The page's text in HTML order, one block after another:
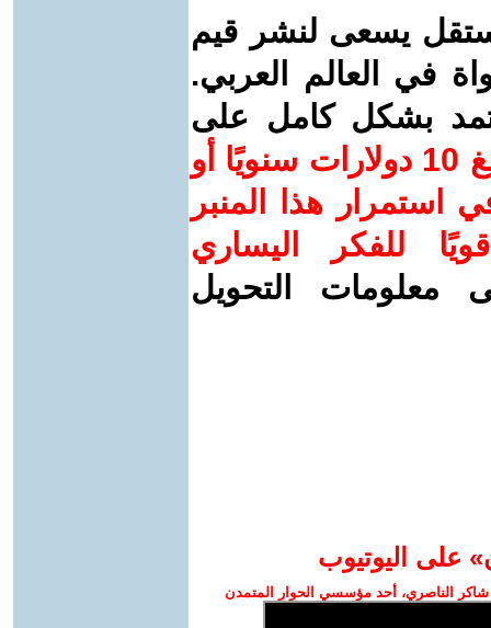
يسعى لنشر قيم
في العالم العربي.
بشكل كامل على
ساهم/ي معنا! بدعمكم بمبلغ 10 دولارات سنويًا أو
استمرار هذا المنبر
للفكر اليساري
معلومات التحويل
على اليوتيوب
الناصري، أحد مؤسسي الحوار المتمدن